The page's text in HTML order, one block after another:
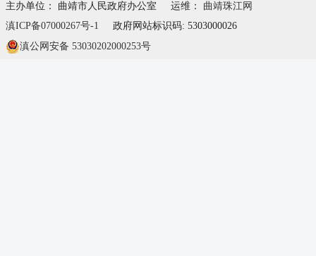
主办单位： 曲靖市人民政府办公室
运维： 曲靖珠江网
滇ICP备07000267号-1
政府网站标识码: 5303000026
滇公网安备 53030202000253号